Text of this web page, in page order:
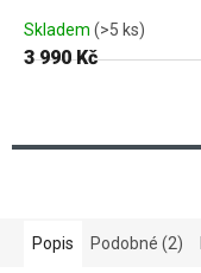
Skladem (>5 ks)
3 990 Kč
Popis Podobné (2)